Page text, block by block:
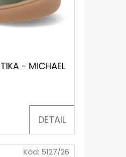
- MICHAEL
DETAIL
Kód: 5127/26